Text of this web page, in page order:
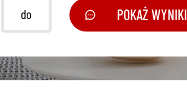
POKAŻ WYNIKI